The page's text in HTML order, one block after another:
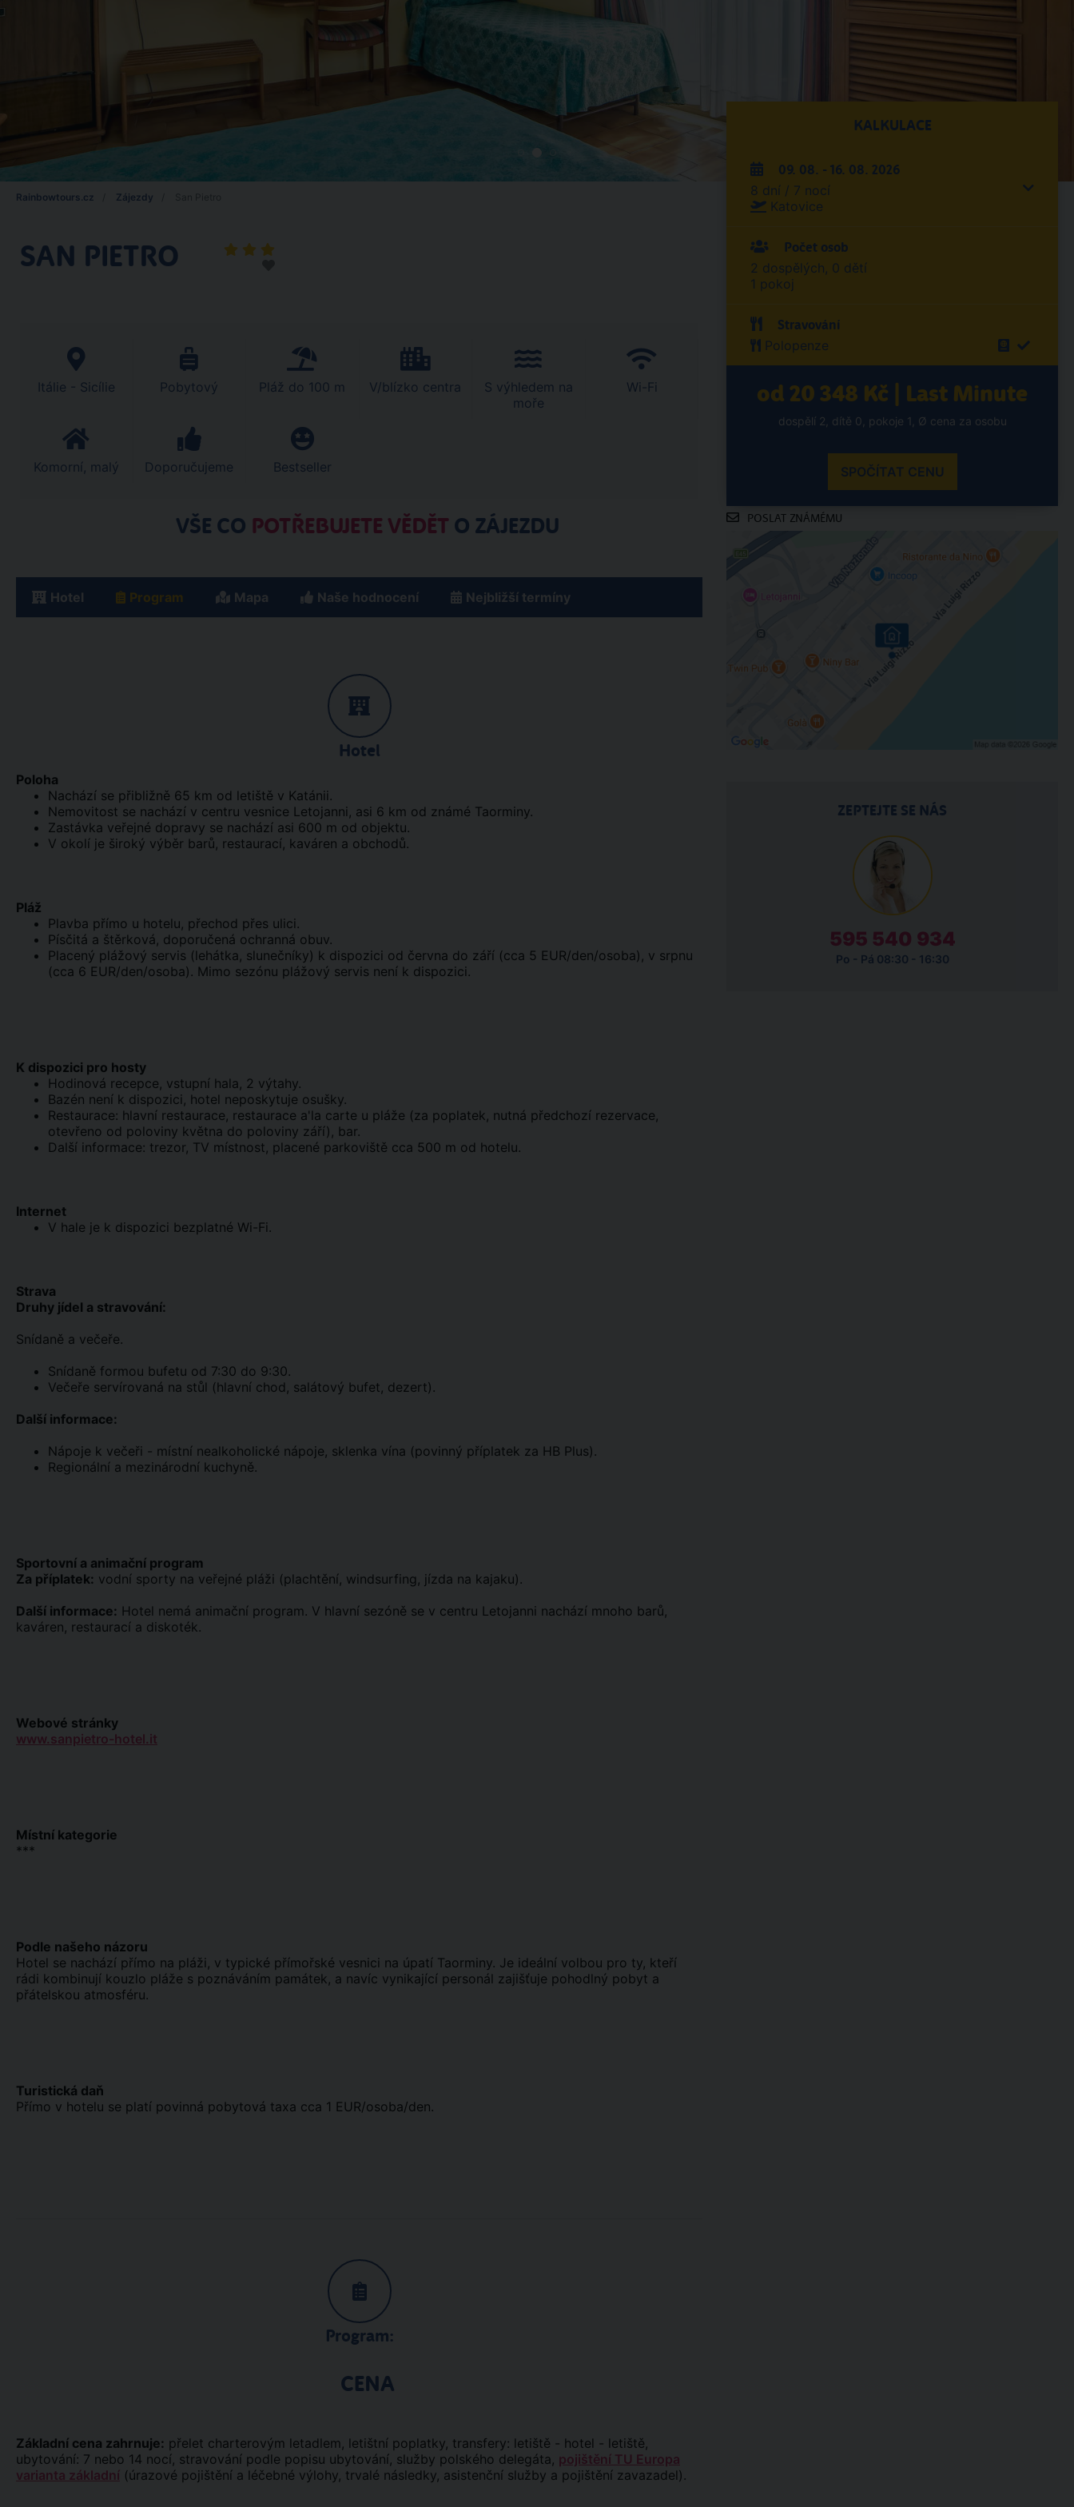
Rainbowtours.cz Zájezdy
SAN PIETRO
Itálie - Sicílie Pobytový Pláž do 100 m V/blízko centra
S výhledem na
moře
Wi-Fi
Komorní, malý Doporučujeme Bestseller
VŠE CO POTŘEBUJETE VĚDĚT O ZÁJEZDU
Hotel Program Mapa Naše hodnocení Nejbližší termíny
Hotel
Poloha
Nachází se přibližně 65 km od letiště v Katánii.
Nemovitost se nachází v centru vesnice Letojanni, asi 6 km od známé Taorminy.
Zastávka veřejné dopravy se nachází asi 600 m od objektu.
V okolí je široký výběr barů, restaurací, kaváren a obchodů.
Pláž
Plavba přímo u hotelu, přechod přes ulici.
Písčitá a štěrková, doporučená ochranná obuv.
Placený plážový servis (lehátka, slunečníky) k dispozici od června do září (cca 5 EUR/den/osoba), v srpnu
(cca 6 EUR/den/osoba). Mimo sezónu plážový servis není k dispozici.
K dispozici pro hosty
Hodinová recepce, vstupní hala, 2 výtahy.
Bazén není k dispozici, hotel neposkytuje osušky.
Restaurace: hlavní restaurace, restaurace a'la carte u pláže (za poplatek, nutná předchozí rezervace,
otevřeno od poloviny května do poloviny září), bar.
Další informace: trezor, TV místnost, placené parkoviště cca 500 m od hotelu.
Internet
V hale je k dispozici bezplatné Wi-Fi.
Strava
Druhy jídel a stravování:
Snídaně a večeře.
Snídaně formou bufetu od 7:30 do 9:30.
Večeře servírovaná na stůl (hlavní chod, salátový bufet, dezert).
Další informace:
Nápoje k večeři - místní nealkoholické nápoje, sklenka vína (povinný příplatek za HB Plus).
Regionální a mezinárodní kuchyně.
Sportovní a animační program
Za příplatek: vodní sporty na veřejné pláži (plachtění, windsurfing, jízda na kajaku).
Další informace: Hotel nemá animační program. V hlavní sezóně se v centru Letojanni nachází mnoho barů,
kaváren, restaurací a diskoték.
Webové stránky
www.sanpietro-hotel.it
Místní kategorie
***
Podle našeho názoru
Hotel se nachází přímo na pláži, v typické přímořské vesnici na úpatí Taorminy. Je ideální volbou pro ty, kteří
rádi kombinují kouzlo pláže s poznáváním památek, a navíc vynikající personál zajišťuje pohodlný pobyt a
přátelskou atmosféru.
Turistická daň
Přímo v hotelu se platí povinná pobytová taxa cca 1 EUR/osoba/den.
Program:
CENA
Základní cena zahrnuje: přelet charterovým letadlem, letištní poplatky, transfery: letiště - hotel - letiště,
ubytování: 7 nebo 14 nocí, stravování podle popisu ubytování, služby polského delegáta, pojištění TU Europa
varianta základní (úrazové pojištění a léčebné výlohy, trvalé následky, asistenční služby a pojištění zavazadel).
KALKULACE
09. 08. - 16. 08. 2026
8 dní / 7 nocí
Katovice
Počet osob
2 dospělých, 0 dětí
1 pokoj
Stravování
Polopenze
od 20 348 Kč | Last Minute
dospělí 2, dítě 0, pokoje 1, Ø cena za osobu
SPOČÍTAT CENU
POSLAT ZNÁMÉMU
ZEPTEJTE SE NÁS
595 540 934
Po - Pá 08:30 - 16:30